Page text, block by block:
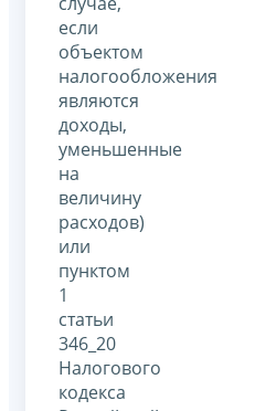
если
объектом
налогообложения
являются
доходы,
уменьшенные
на
величину
расходов)
или
пунктом
1
статьи
346_20
Налогового
кодекса